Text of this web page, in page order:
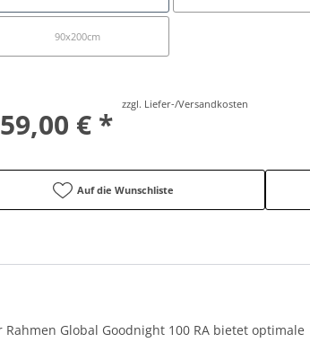
90x200cm
€ *
zzgl. Liefer-/Versandkosten
Auf die Wunschliste
Global Goodnight 100 RA bietet optimale